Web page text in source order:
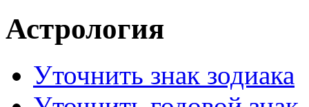
Астрология
Уточнить знак зодиака